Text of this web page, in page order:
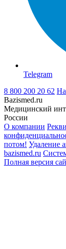
Telegram
8 800 200 20 62
Bazismed.ru
Медицинский
России
О компании
потом! Удаление
bazismed.ru
Полная версия